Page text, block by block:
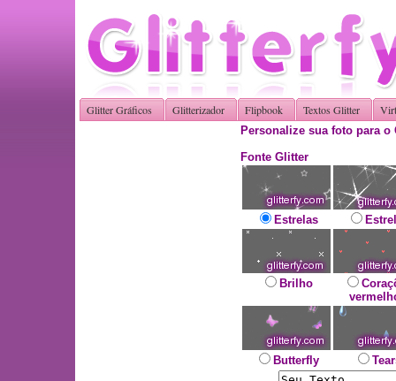
Glitter Gráficos Glitterizador Flipbook Textos Glitter
Personalize sua foto para o
Fonte Glitter
Estrelas
Brilho
Butterfly